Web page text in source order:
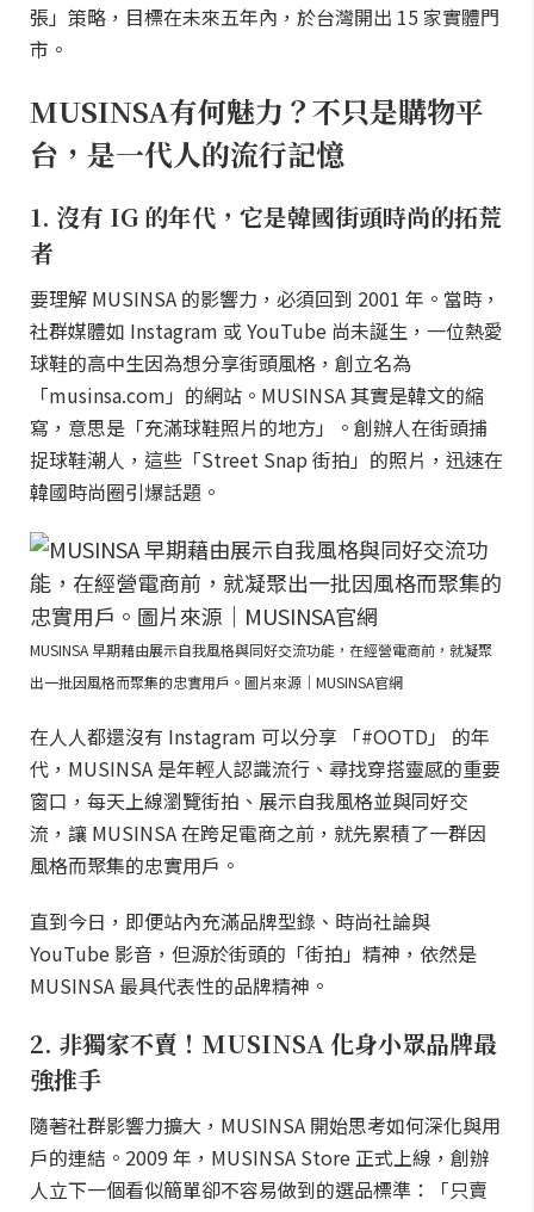
張」策略，目標在未來五年內，於台灣開出 15 家實體門
市。
MUSINSA有何魅力？不只是購物平
台，是一代人的流行記憶
1. 沒有 IG 的年代，它是韓國街頭時尚的拓荒
者
要理解 MUSINSA 的影響力，必須回到 2001 年。當時，
社群媒體如 Instagram 或 YouTube 尚未誕生，一位熱愛
球鞋的高中生因為想分享街頭風格，創立名為
「musinsa.com」的網站。MUSINSA 其實是韓文的縮
寫，意思是「充滿球鞋照片的地方」。創辦人在街頭捕
捉球鞋潮人，這些「Street Snap 街拍」的照片，迅速在
韓國時尚圈引爆話題。
MUSINSA 早期藉由展示自我風格與同好交流功能，在經營電商前，就凝聚
出一批因風格而聚集的忠實用戶。圖片來源｜MUSINSA官網
在人人都還沒有 Instagram 可以分享 「#OOTD」 的年
代，MUSINSA 是年輕人認識流行、尋找穿搭靈感的重要
窗口，每天上線瀏覽街拍、展示自我風格並與同好交
流，讓 MUSINSA 在跨足電商之前，就先累積了一群因
風格而聚集的忠實用戶。
直到今日，即便站內充滿品牌型錄、時尚社論與
YouTube 影音，但源於街頭的「街拍」精神，依然是
MUSINSA 最具代表性的品牌精神。
2. 非獨家不賣！MUSINSA 化身小眾品牌最
強推手
隨著社群影響力擴大，MUSINSA 開始思考如何深化與用
戶的連結。2009 年，MUSINSA Store 正式上線，創辦
人立下一個看似簡單卻不容易做到的選品標準：「只賣